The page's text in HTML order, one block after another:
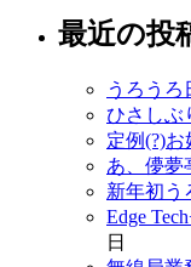
最近の投
うろうろ
ひさしぶ
定例(?)お
あ、儚夢
新年初う
Edge
日